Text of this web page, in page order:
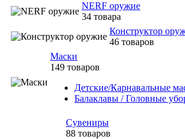
NERF оружие
34 товара
Конструктор
46 товаров
Маски
149 товаров
Детские/Карнавальные
Балаклавы / Головные
Сувениры
88 товаров